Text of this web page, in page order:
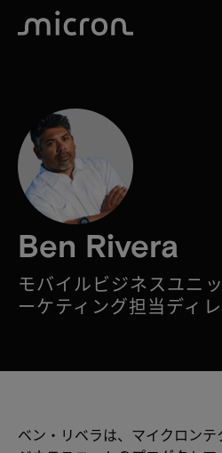
Ben Rivera
モバイルビジネスユニ
ーケティング担当ディ
ベン・リベラは、マイクロン